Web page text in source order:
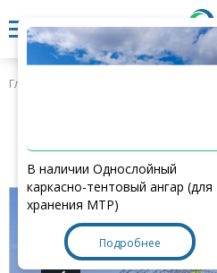
Главная
АНГАР
ШОПША,
В наличии Однослойный
каркасно-тентовый ангар (для
хранения МТР)
Подробнее